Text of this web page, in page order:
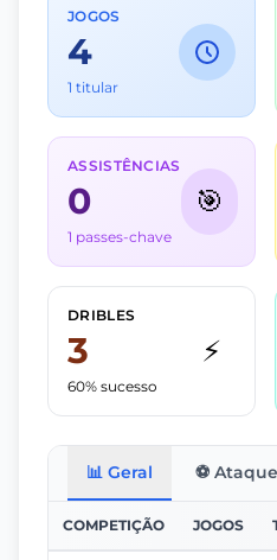
JOGOS
4
1 titular
ASSISTÊNCIAS
0
1 passes-chave
🎯
DRIBLES
3
60% sucesso
⚡
📊 Geral ⚽ Ataque
COMPETIÇÃO JOGOS